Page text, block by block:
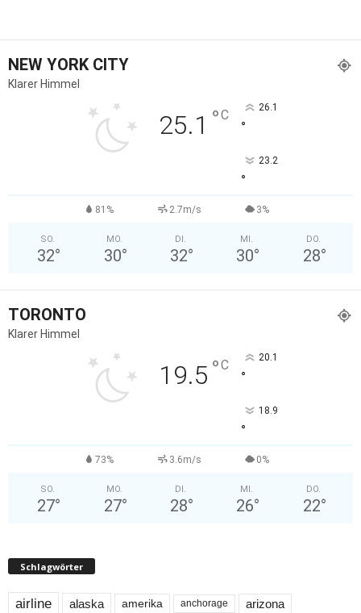
NEW YORK CITY
Klarer Himmel
25.1 °C 26.1
°
23.2
°
81% 2.7m/s 3%
SO.
32°
MO.
30°
DI.
32°
MI.
30°
DO.
28°
TORONTO
Klarer Himmel
19.5 °C 20.1
°
18.9
°
73% 3.6m/s 0%
SO.
27°
MO.
27°
DI.
28°
MI.
26°
DO.
22°
Schlagwörter
airline alaska amerika anchorage arizona